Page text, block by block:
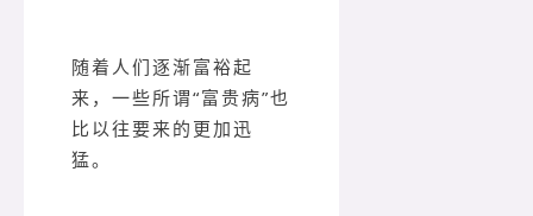
随着人们逐渐富裕起
来，一些所谓“富贵病”也
比以往要来的更加迅
猛。